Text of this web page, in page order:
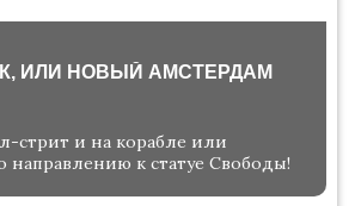
ИЛИ НОВЫЙ АМСТЕРДАМ
стрит и на корабле или
направлению к статуе Свободы!